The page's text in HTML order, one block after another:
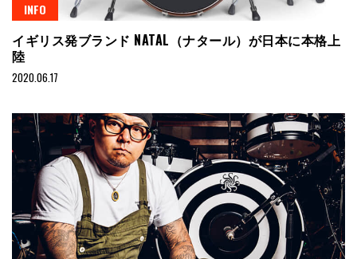
INFO
イギリス発ブランド NATAL（ナタール）が日本に本格上
陸
2020.06.17